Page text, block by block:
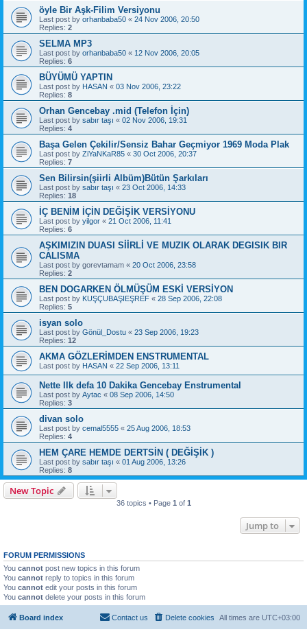
öyle Bir Aşk-Filim Versiyonu
Last post by orhanbaba50 « 24 Nov 2006, 20:50
Replies: 2
SELMA MP3
Last post by orhanbaba50 « 12 Nov 2006, 20:05
Replies: 6
BÜYÜMÜ YAPTIN
Last post by HASAN « 03 Nov 2006, 23:22
Replies: 8
Orhan Gencebay .mid (Telefon İçin)
Last post by sabır taşı « 02 Nov 2006, 19:31
Replies: 4
Başa Gelen Çekilir/Sensiz Bahar Geçmiyor 1969 Moda Plak
Last post by ZiYaNKaR85 « 30 Oct 2006, 20:37
Replies: 7
Sen Bilirsin(şiirli Albüm)Bütün Şarkıları
Last post by sabır taşı « 23 Oct 2006, 14:33
Replies: 18
İÇ BENİM İÇİN DEĞİŞİK VERSİYONU
Last post by yilgor « 21 Oct 2006, 11:41
Replies: 6
AŞKIMIZIN DUASI SİİRLİ VE MUZIK OLARAK DEGISIK BIR
CALISMA
Last post by gorevtamam « 20 Oct 2006, 23:58
Replies: 2
BEN DOGARKEN ÖLMÜŞÜM ESKİ VERSİYON
Last post by KUŞÇUBAŞIEŞREF « 28 Sep 2006, 22:08
Replies: 5
isyan solo
Last post by Gönül_Dostu « 23 Sep 2006, 19:23
Replies: 12
AKMA GÖZLERİMDEN ENSTRUMENTAL
Last post by HASAN « 22 Sep 2006, 13:11
Nette Ilk defa 10 Dakika Gencebay Enstrumental
Last post by Aytac « 08 Sep 2006, 14:50
Replies: 3
divan solo
Last post by cemal5555 « 25 Aug 2006, 18:53
Replies: 4
HEM ÇARE HEMDE DERTSİN ( DEĞİŞİK )
Last post by sabır taşı « 01 Aug 2006, 13:26
Replies: 8
New Topic
36 topics • Page 1 of 1
Jump to
FORUM PERMISSIONS
You cannot post new topics in this forum
You cannot reply to topics in this forum
You cannot edit your posts in this forum
You cannot delete your posts in this forum
Board index All times are UTC+03:00
Delete cookies
Contact us